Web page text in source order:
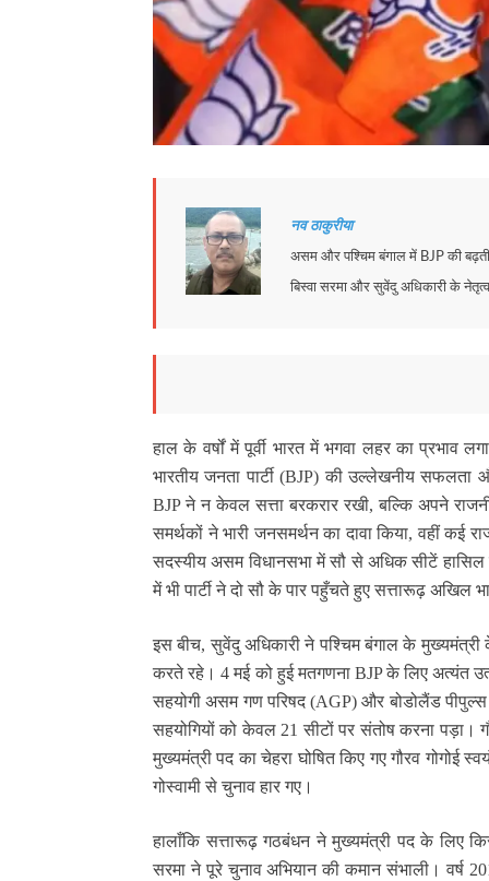
नव ठाकुरीया
असम और पश्चिम बंगाल में BJP की बढ़ती
बिस्वा सरमा और सुवेंदु अधिकारी के
हाल के वर्षों में पूर्वी भारत में भगवा लहर का प्रभाव
भारतीय जनता पार्टी (BJP) की उल्लेखनीय सफलता
BJP ने न केवल सत्ता बरकरार रखी, बल्कि अपने
समर्थकों ने भारी जनसमर्थन का दावा किया, वहीं कई
सदस्यीय असम विधानसभा में सौ से अधिक सीटें
में भी पार्टी ने दो सौ के पार पहुँचते हुए सत्तारूढ़ अखिल
इस बीच, सुवेंदु अधिकारी ने पश्चिम बंगाल के
करते रहे। 4 मई को हुई मतगणना BJP के लिए अत्यंत
सहयोगी असम गण परिषद (AGP) और बोडोलैंड
सहयोगियों को केवल 21 सीटों पर संतोष करना पड़ा।
मुख्यमंत्री पद का चेहरा घोषित किए गए गौरव गोगोई
गोस्वामी से चुनाव हार गए।
हालाँकि सत्तारूढ़ गठबंधन ने मुख्यमंत्री पद के लिए
सरमा ने पूरे चुनाव अभियान की कमान संभाली। वर्ष